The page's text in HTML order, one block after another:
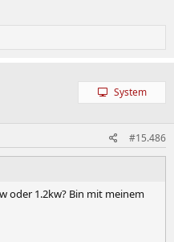
System
#15.486
oder 1.2kw? Bin mit meinem